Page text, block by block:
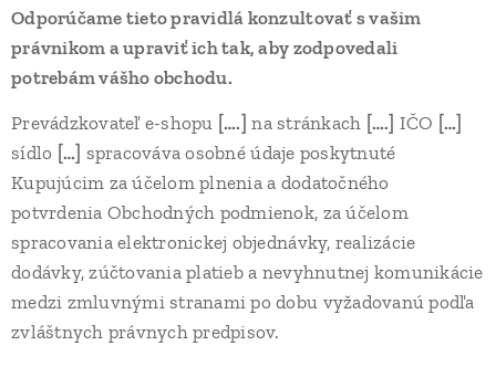
Odporúčame tieto pravidlá konzultovať s vašim
právnikom a upraviť ich tak, aby zodpovedali
potrebám vášho obchodu.
Prevádzkovateľ e-shopu [….] na stránkach [….] IČO […]
sídlo […] spracováva osobné údaje poskytnuté
Kupujúcim za účelom plnenia a dodatočného
potvrdenia Obchodných podmienok, za účelom
spracovania elektronickej objednávky, realizácie
dodávky, zúčtovania platieb a nevyhnutnej komunikácie
medzi zmluvnými stranami po dobu vyžadovanú podľa
zvláštnych právnych predpisov.